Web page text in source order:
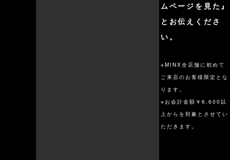
ムページを見た』
とお伝えくださ
い。
※MINX全店舗に初めて
ご来店のお客様限定とな
ります。
※お会計金額￥6,600以
上からを対象とさせてい
ただきます。